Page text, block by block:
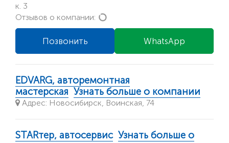
к. 3
Отзывов о компании:
WhatsApp
Позвонить
EDVARG, авторемонтная
мастерская Узнать больше о компании
Адрес: Новосибирск, Воинская, 74
STARтер, автосервис Узнать больше о